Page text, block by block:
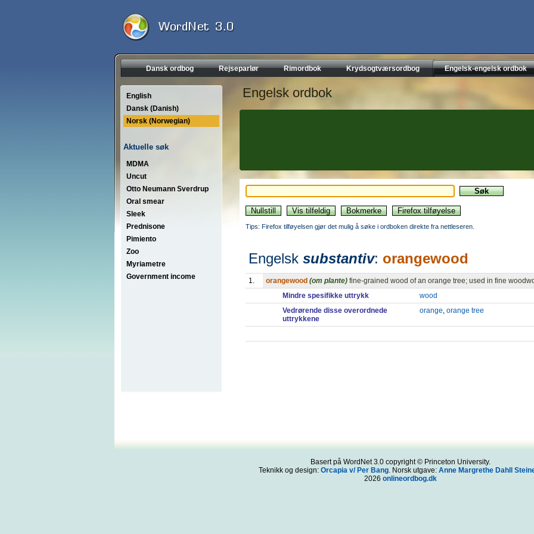
Dansk ordbog Rejseparlør Rimordbok Krydsogtværsordbog Engelsk-engelsk ordbok
English
Dansk (Danish)
Norsk (Norwegian)
Aktuelle søk
MDMA
Uncut
Otto Neumann Sverdrup
Oral smear
Sleek
Prednisone
Pimiento
Zoo
Myriametre
Government income
Engelsk ordbok
Tips: Firefox tilføyelsen gjør det mulig å søke i ordboken direkte fra nettleseren.
Engelsk substantiv: orangewood
1. orangewood (om plante) fine-grained wood of an orange tree; used in fine
Mindre spesifikke uttrykk
wood
Vedrørende disse overordnede
uttrykkene
orange, orange tree
Basert på WordNet 3.0 copyright © Princeton University.
Teknikk og design: Orcapia v/ Per Bang. Norsk utgave: Anne Margrethe Dahll
2026 onlineordbog.dk